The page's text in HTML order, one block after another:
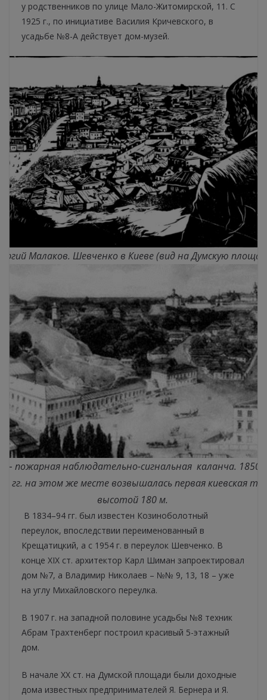
у родственников по улице Мало-Житомирской, 11. С
1925 г., по инициативе Василия Кричевского, в
усадьбе №8-А действует дом-музей.
Малаков. Шевченко в Киеве (вид на Думскую
– пожарная наблюдательно-сигнальная каланча. 1850-
гг. на этом же месте возвышалась первая киевская
высотой 180 м.
В 1834–94 гг. был известен Козиноболотный
переулок, впоследствии переименованный в
Крещатицкий, а с 1954 г. в переулок Шевченко. В
конце ХІХ ст. архитектор Карл Шиман запроектировал
дом №7, а Владимир Николаев – №№ 9, 13, 18 – уже
на углу Михайловского переулка.
В 1907 г. на западной половине усадьбы №8 техник
Абрам Трахтенберг построил красивый 5-этажный
дом.
В начале ХХ ст. на Думской площади были доходные
дома известных предпринимателей Я. Бернера и Я.